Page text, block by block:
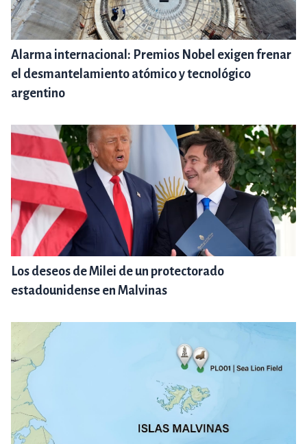
Alarma internacional: Premios Nobel exigen frenar
el desmantelamiento atómico y tecnológico
argentino
Los deseos de Milei de un protectorado
estadounidense en Malvinas